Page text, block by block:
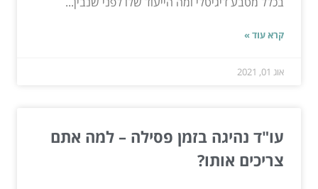
קרא עוד »
אוג 01, 2021
עו"ד נהיגה בזמן פסילה – למה אתם
צריכים אותו?